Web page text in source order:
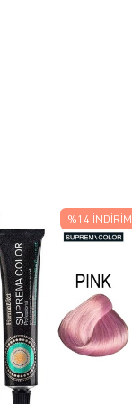
FAVORILERE EKLE
SEPETE EKLE
%14 İNDIRIM